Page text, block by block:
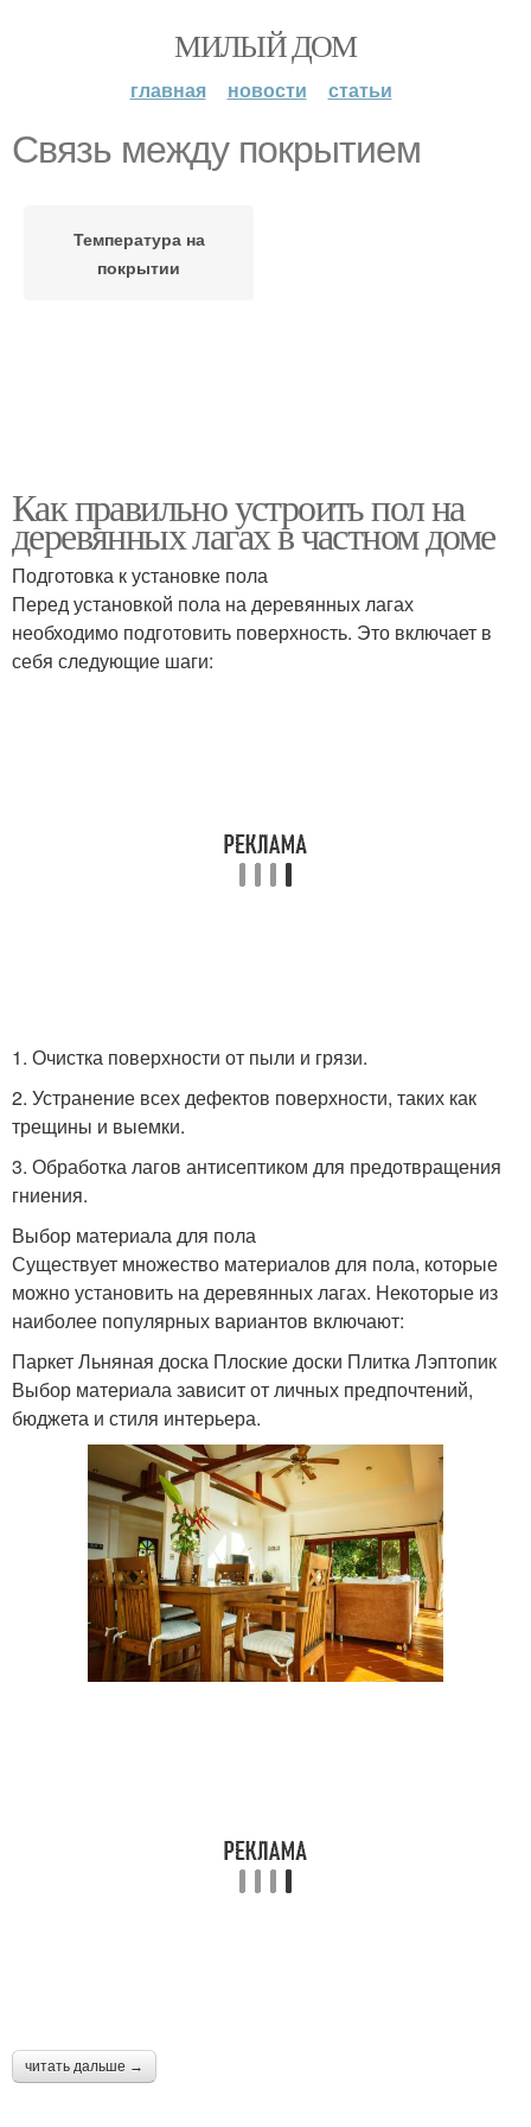
МИЛЫЙ ДОМ
главная новости статьи
Связь между покрытием
Температура на
покрытии
Как правильно устроить пол на
деревянных лагах в частном доме
Подготовка к установке пола
Перед установкой пола на деревянных лагах
необходимо подготовить поверхность. Это включает в
себя следующие шаги:
1. Очистка поверхности от пыли и грязи.
2. Устранение всех дефектов поверхности, таких как
трещины и выемки.
3. Обработка лагов антисептиком для предотвращения
гниения.
Выбор материала для пола
Существует множество материалов для пола, которые
можно установить на деревянных лагах. Некоторые из
наиболее популярных вариантов включают:
Паркет Льняная доска Плоские доски Плитка Лэптопик
Выбор материала зависит от личных предпочтений,
бюджета и стиля интерьера.
читать дальше →